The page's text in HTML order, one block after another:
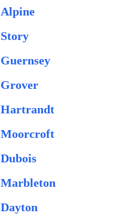
Alpine
Story
Guernsey
Grover
Hartrandt
Moorcroft
Dubois
Marbleton
Dayton